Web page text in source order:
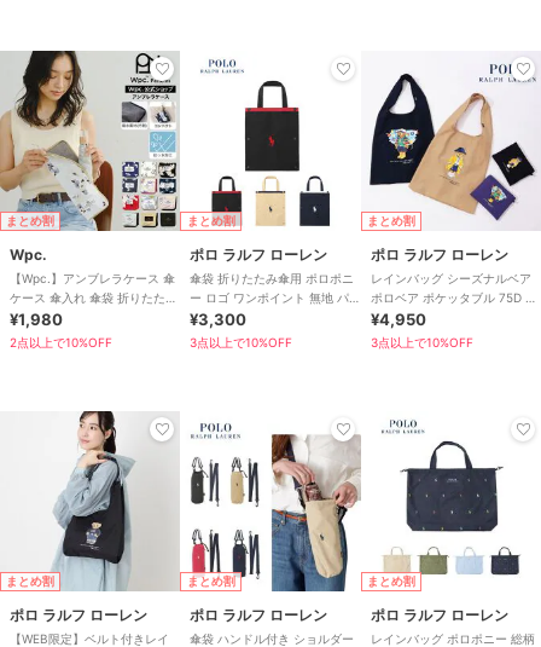
まとめ割
Wpc.
【Wpc.】アンブレラケース 傘
ケース 傘入れ 傘袋 折りたたみ
傘ケース 撥水 レディース 女性
¥1,980
2点以上で10%OFF
まとめ割
ポロ ラルフ ローレン
傘袋 折りたたみ傘用 ポロポニ
ー ロゴ ワンポイント 無地 パ
イピング ユニセックス
¥3,300
3点以上で10%OFF
まとめ割
ポロ ラルフ ローレン
レインバッグ シーズナルベア
ポロベア ポケッタブル 75D ユ
ニセックス
¥4,950
3点以上で10%OFF
まとめ割
ポロ ラルフ ローレン
【WEB限定】ベルト付きレイ
まとめ割
ポロ ラルフ ローレン
傘袋 ハンドル付き ショルダー
まとめ割
ポロ ラルフ ローレン
レインバッグ ポロポニー 総柄